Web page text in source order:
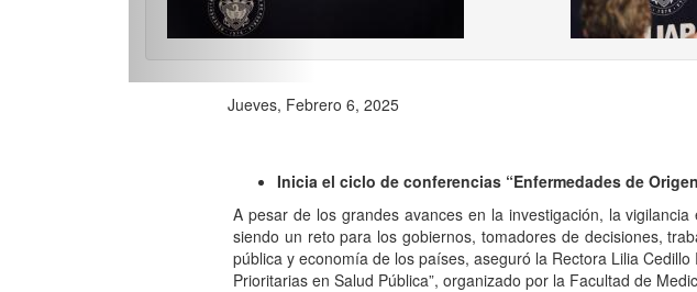
Jueves, Febrero 6, 2025
Inicia el ciclo de conferencias “Enfermedades de
A pesar de los grandes avances en la investigación, la
siendo un reto para los gobiernos, tomadores de decisiones,
pública y economía de los países, aseguró la Rectora Lilia
Prioritarias en Salud Pública”, organizado por la Facultad de